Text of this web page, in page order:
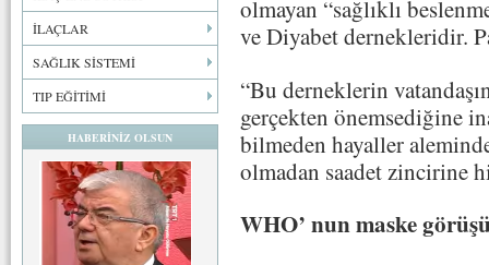
İLAÇLAR
SAĞLIK SİSTEMİ
TIP EĞİTİMİ
HABERİNİZ OLSUN
olmayan “sağlıklı
ve Diyabet dernekleridir.
“Bu derneklerin
gerçekten önemsediğine
bilmeden hayaller
olmadan saadet zincirine
WHO’ nun maske